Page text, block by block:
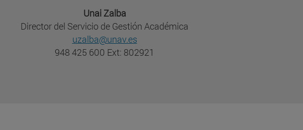
Unai Zalba
Director del Servicio de Gestión Académica
uzalba@unav.es
948 425 600 Ext: 802921